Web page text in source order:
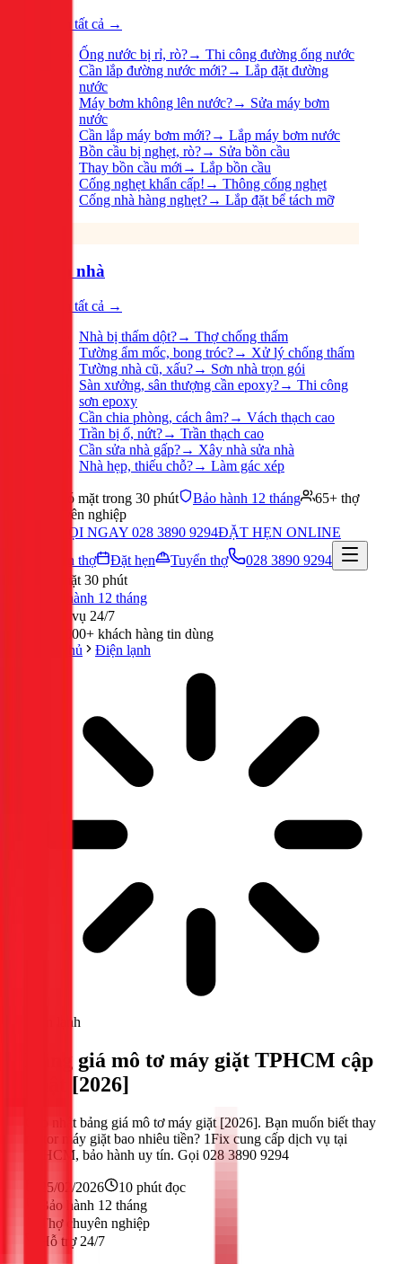
Xem tất cả →
Ống nước bị rỉ, rò?→ Thi công đường ống nước
Cần lắp đường nước mới?→ Lắp đặt đường
nước
Máy bơm không lên nước?→ Sửa máy bơm
nước
Cần lắp máy bơm mới?→ Lắp máy bơm nước
Bồn cầu bị nghẹt, rò?→ Sửa bồn cầu
Thay bồn cầu mới → Lắp bồn cầu
Cống nghẹt khẩn cấp! → Thông cống nghẹt
Cống nhà hàng nghẹt?→ Lắp đặt bể tách mỡ
Sửa nhà
Xem tất cả →
Nhà bị thấm dột?→ Thợ chống thấm
Tường ẩm mốc, bong tróc?→ Xử lý chống thấm
Tường nhà cũ, xấu?→ Sơn nhà trọn gói
Sàn xưởng, sân thượng cần epoxy?→ Thi công
sơn epoxy
Cần chia phòng, cách âm?→ Vách thạch cao
Trần bị ố, nứt?→ Trần thạch cao
Cần sửa nhà gấp?→ Xây nhà sửa nhà
Nhà hẹp, thiếu chỗ?→ Làm gác xép
Có mặt trong 30 phút Bảo hành 12 tháng
65+ thợ
chuyên nghiệp
GỌI NGAY 028 3890 9294ĐẶT HẸN ONLINE
Tuyển thợ
Đặt hẹn Tuyển thợ
028 3890 9294
Có mặt 30 phút
Bảo hành 12 tháng
Phục vụ 24/7
300,000+ khách hàng tin dùng
Trang chủ
Điện lạnh
Điện lạnh
Bảng giá mô tơ máy giặt TPHCM cập
nhật [2026]
Cập nhật bảng giá mô tơ máy giặt [2026]. Bạn muốn biết thay
motor máy giặt bao nhiêu tiền? 1Fix cung cấp dịch vụ tại
TPHCM, bảo hành uy tín. Gọi 028 3890 9294
25/02/2026 10 phút đọc
Bảo hành 12 tháng
Thợ chuyên nghiệp
Hỗ trợ 24/7